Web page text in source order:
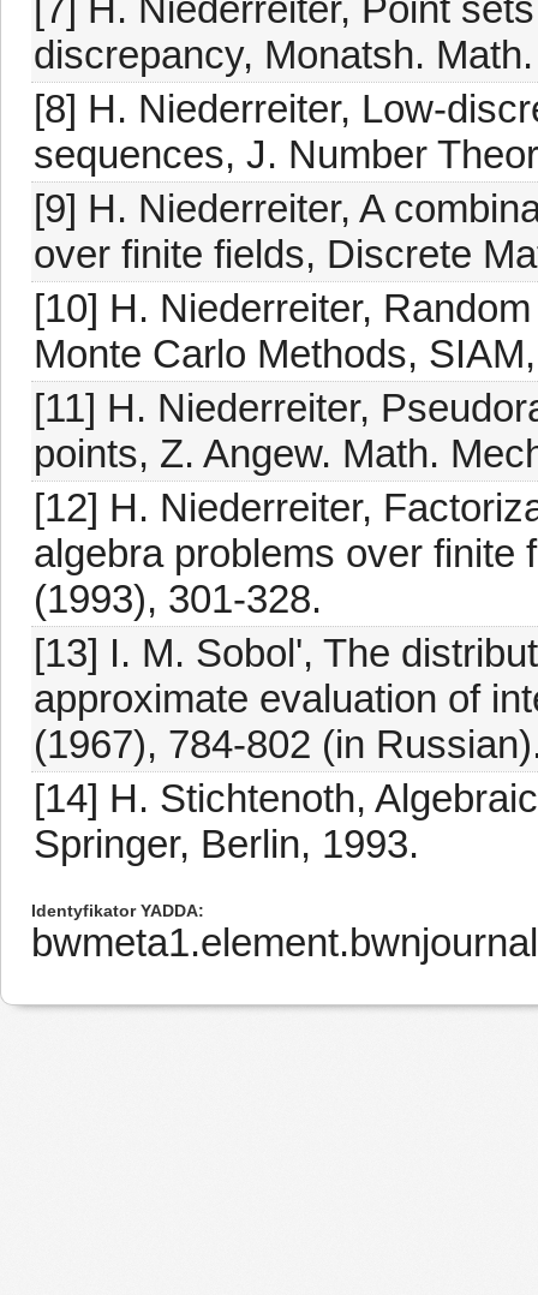
[7] H. Niederreiter, Point
discrepancy, Monatsh.
[8] H. Niederreiter, Low-
sequences, J. Number
[9] H. Niederreiter, A
over finite fields, Discrete
[10] H. Niederreiter,
Monte Carlo Methods,
[11] H. Niederreiter,
points, Z. Angew. Math.
[12] H. Niederreiter,
algebra problems over finite
(1993), 301-328.
[13] I. M. Sobol', The
approximate evaluation of
(1967), 784-802 (in
[14] H. Stichtenoth,
Springer, Berlin, 1993.
Identyfikator YADDA